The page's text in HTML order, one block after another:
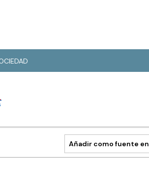
Añadir como fuente en